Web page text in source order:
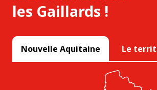
les Gaillards !
Nouvelle Aquitaine Le